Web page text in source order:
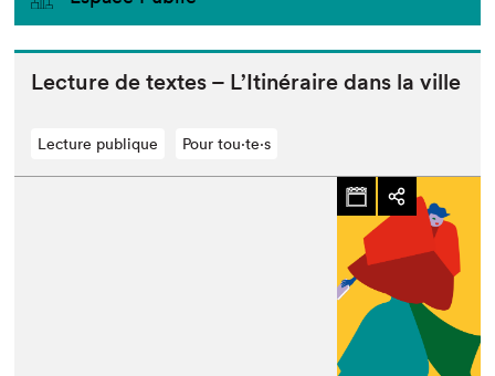
Lec­ture de textes – L’Itinéraire dans la ville
Lecture publique Pour tou⋅te⋅s